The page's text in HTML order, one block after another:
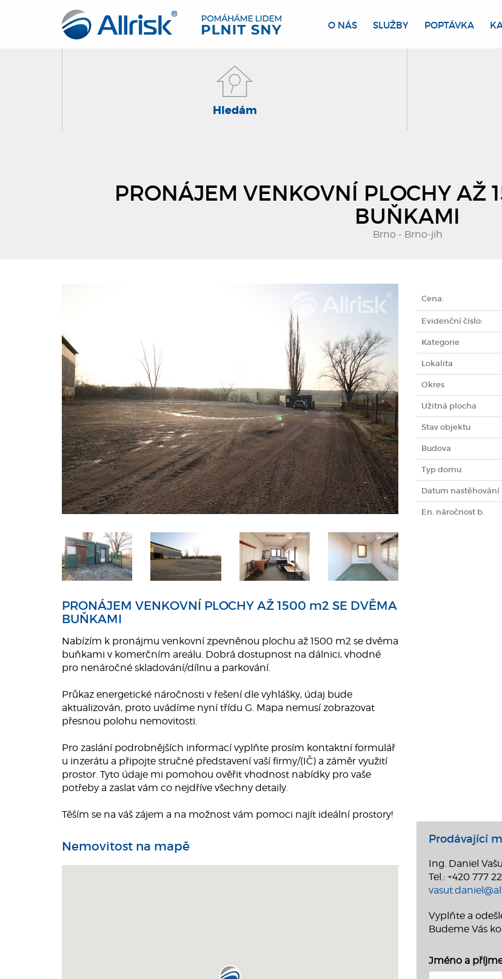
O NÁS SLUŽBY POPTÁVKA
Hledám
PRONÁJEM VENKOVNÍ PLOCHY AŽ
BUŇKAMI
Brno - Brno-jih
PRONÁJEM VENKOVNÍ PLOCHY AŽ 1500 m2 SE DVĚMA
BUŇKAMI
Nabízím k pronájmu venkovní zpevněnou plochu až 1500 m2 se dvěma
buňkami v komerčním areálu. Dobrá dostupnost na dálnici, vhodné
pro nenáročné skladování/dílnu a parkování.
Průkaz energetické náročnosti v řešení dle vyhlášky, údaj bude
aktualizován, proto uvádíme nyní třídu G. Mapa nemusí zobrazovat
přesnou polohu nemovitosti.
Pro zaslání podrobnějších informací vyplňte prosím kontaktní formulář
u inzerátu a připojte stručné představení vaší firmy/(IČ) a záměr využití
prostor. Tyto údaje mi pomohou ověřit vhodnost nabídky pro vaše
potřeby a zaslat vám co nejdříve všechny detaily.
Těším se na váš zájem a na možnost vám pomoci najít ideální prostory!
Cena:
Evidenční číslo:
Kategorie
Lokalita
Okres
Užitná plocha
Stav objektu
Budova
Typ domu
Datum nastěhování
En. náročnost b.
Nemovitost na mapě Prodávající
Ing. Daniel
Tel.: +420 777
Vyplňte a
Budeme Vás
Jméno a